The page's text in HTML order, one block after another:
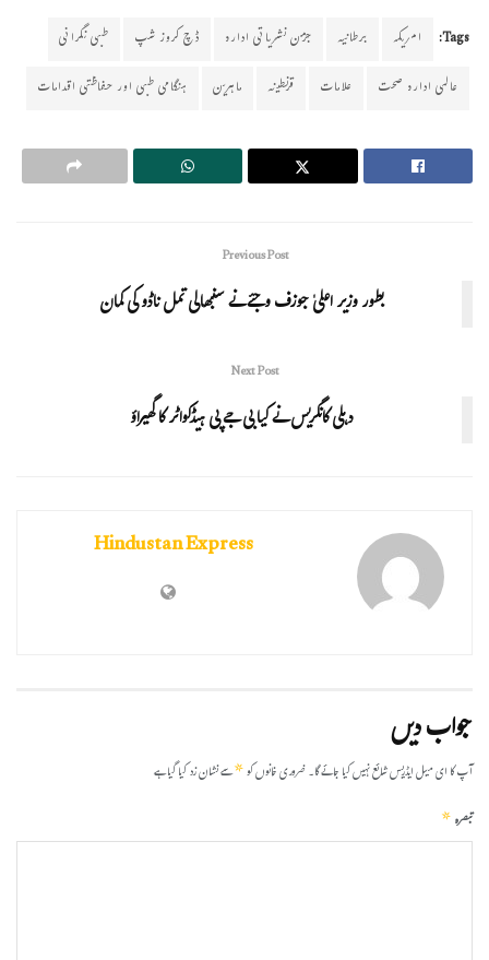
Tags: امریکہ برطانیہ جرمن نشریاتی ادارہ ڈچ کروز شپ
طبی نگرانی
عالمی ادارہ صحت
علامات قرنطینہ ماہرین ہنگامی طبی اور حفاظتی اقدامات
Previous Post
بطور وزیر اعلیٰ جوزف وجئے نے سنبھالی تمل ناڈو کی کمان
Next Post
دہلی کانگریس نے کیا بی جے پی ہیڈکواٹر کا گھیراؤ
Hindustan Express
جواب دیں
آپ کا ای میل ایڈریس شائع نہیں کیا جائے گا۔ضروری خانوں کو*سے نشان زد کیا گیا ہے
تبصرہ*